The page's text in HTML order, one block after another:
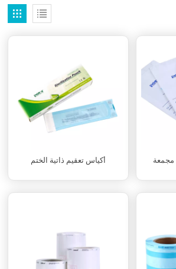
أكياس تعقيم ذاتية الختم مجمعة